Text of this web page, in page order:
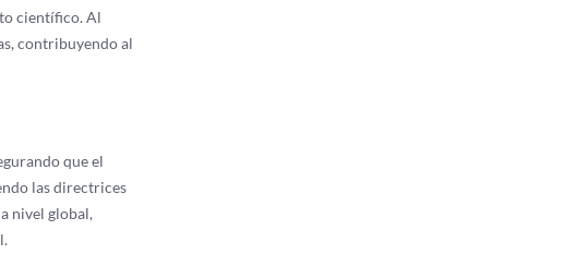
científico. Al
contribuyendo al
que el
las directrices
nivel global,